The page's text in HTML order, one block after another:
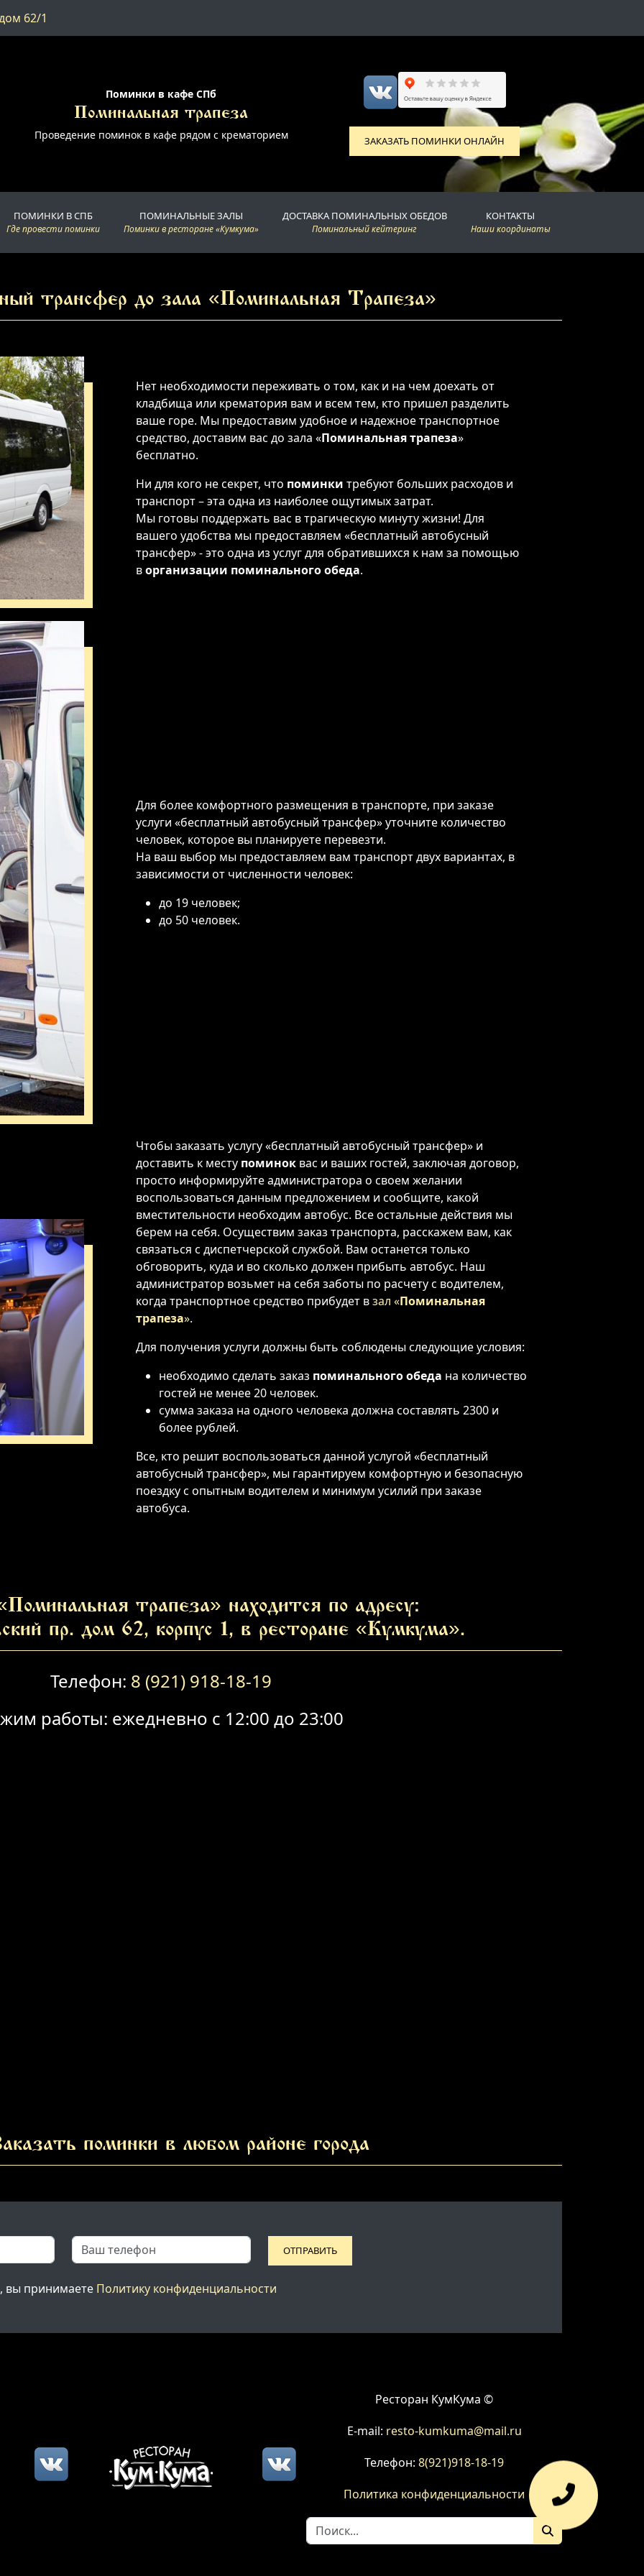
62/1
Поминки в кафе СПб
Поминальная трапеза
Проведение поминок в кафе рядом с крематорием ЗАКАЗАТЬ ПОМИНКИ ОНЛАЙН
ПОМИНКИ В СПБ
Где провести поминки
ПОМИНАЛЬНЫЕ ЗАЛЫ
Поминки в ресторане «Кумкума»
ДОСТАВКА ПОМИНАЛЬНЫХ ОБЕДОВ
Поминальный кейтеринг
КОНТАКТЫ
Наши координаты
трансфер до зала «Поминальная Трапеза»
Нет необходимости переживать о том, как и на чем доехать от
кладбища или крематория вам и всем тем, кто пришел разделить
ваше горе. Мы предоставим удобное и надежное транспортное
средство, доставим вас до зала «Поминальная трапеза»
бесплатно.
Ни для кого не секрет, что поминки требуют больших расходов и
транспорт – эта одна из наиболее ощутимых затрат.
Мы готовы поддержать вас в трагическую минуту жизни! Для
вашего удобства мы предоставляем «бесплатный автобусный
трансфер» - это одна из услуг для обратившихся к нам за помощью
ворганизации поминального обеда.
Для более комфортного размещения в транспорте, при заказе
услуги «бесплатный автобусный трансфер» уточните количество
человек, которое вы планируете перевезти.
На ваш выбор мы предоставляем вам транспорт двух вариантах, в
зависимости от численности человек:
до 19 человек;
до 50 человек.
Чтобы заказать услугу «бесплатный автобусный трансфер» и
доставить к месту поминок вас и ваших гостей, заключая договор,
просто информируйте администратора о своем желании
воспользоваться данным предложением и сообщите, какой
вместительности необходим автобус. Все остальные действия мы
берем на себя. Осуществим заказ транспорта, расскажем вам, как
связаться с диспетчерской службой. Вам останется только
обговорить, куда и во сколько должен прибыть автобус. Наш
администратор возьмет на себя заботы по расчету с водителем,
когда транспортное средство прибудет взал «Поминальная
трапеза».
Для получения услуги должны быть соблюдены следующие условия:
необходимо сделать заказ поминального обеда на количество
гостей не менее 20 человек.
сумма заказа на одного человека должна составлять 2300 и
более рублей.
Все, кто решит воспользоваться данной услугой «бесплатный
автобусный трансфер», мы гарантируем комфортную и безопасную
поездку с опытным водителем и минимум усилий при заказе
автобуса.
трапеза» находится по адресу:
пр. дом 62, корпус 1, в ресторане «Кумкума».
Телефон: 8 (921) 918-18-19
работы: ежедневно с 12:00 до 23:00
поминки в любом районе города
ОТПРАВИТЬ
вы принимаете Политику конфиденциальности
Ресторан КумКума ©
E-mail: resto-kumkuma@mail.ru
Телефон: 8(921)918-18-19
Политика конфиденциальности